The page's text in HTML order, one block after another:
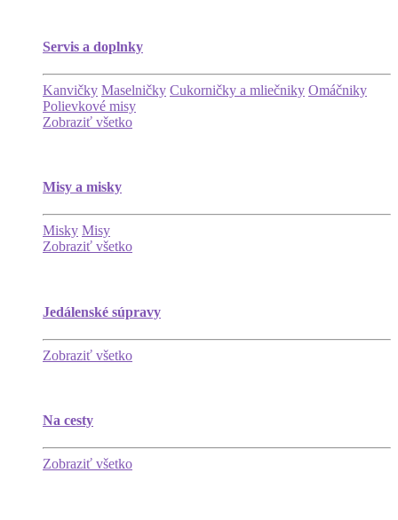
Servis a doplnky
Kanvičky Maselničky Cukorničky a mliečniky Omáčniky
Polievkové misy
Zobraziť všetko
Misy a misky
Misky Misy
Zobraziť všetko
Jedálenské súpravy
Zobraziť všetko
Na cesty
Zobraziť všetko